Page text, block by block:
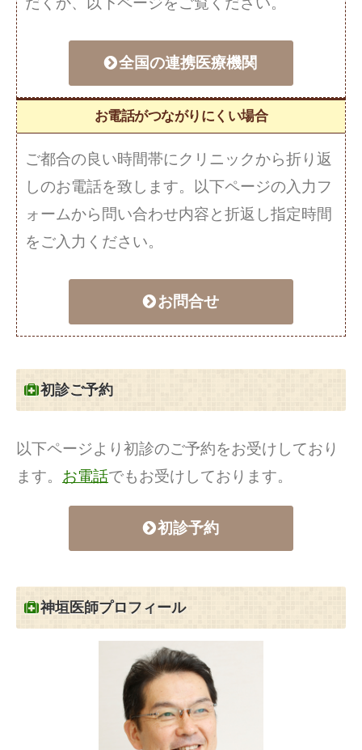
全国の連携医療機関
お電話がつながりにくい場合
ご都合の良い時間帯にクリニックから折り返
しのお電話を致します。以下ページの入力フ
ォームから問い合わせ内容と折返し指定時間
をご入力ください。
お問合せ
初診ご予約
以下ページより初診のご予約をお受けしており
ます。 お電話でもお受けしております。
初診予約
神垣医師プロフィール